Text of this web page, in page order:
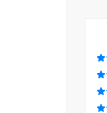
저자는
대해 더
통제해
따라서